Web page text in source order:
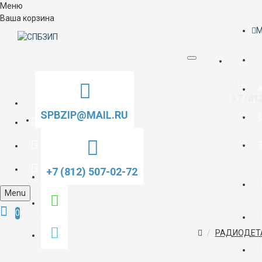
Меню
Ваша корзина
SPBZIP@MAIL.RU
+7 (812) 507-02-72
Menu
0